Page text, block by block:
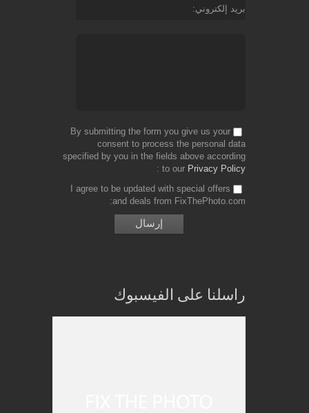
بريد إلكتروني
By submitting the form you give us your
consent to process the personal data
specified by you in the fields above according
to our Privacy Policy
I agree to be updated with special offers
and deals from FixThePhoto.com
راسلنا على الفيسبوك